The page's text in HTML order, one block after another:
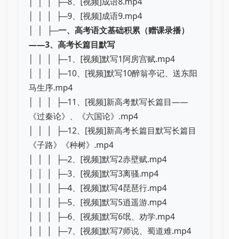
│ │ │ ├─9、[视频]成语9.mp4
│ │ ├─一、高考语文基础积累（赠课录播）
——3、高考长篇目默写
│ │ │ ├─1、[视频]默写1阿房宫赋.mp4
│ │ │ ├─10、[视频]默写10醉翁亭记、送东阳
马生序.mp4
│ │ │ ├─11、[视频]新高考默写长篇目——
《过秦论》、《六国论》.mp4
│ │ │ ├─12、[视频]新高考长篇目默写长篇目
《子路》《种树》.mp4
│ │ │ ├─2、[视频]默写2赤壁赋.mp4
│ │ │ ├─3、[视频]默写3离骚.mp4
│ │ │ ├─4、[视频]默写4琵琶行.mp4
│ │ │ ├─5、[视频]默写5逍遥游.mp4
│ │ │ ├─6、[视频]默写6氓、劝学.mp4
│ │ │ ├─7、[视频]默写7师说、蜀道难.mp4